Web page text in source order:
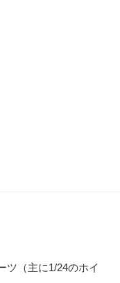
ツ（主に1/24のホイ